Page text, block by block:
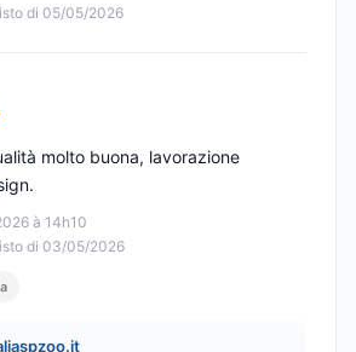
di 05/05/2026
à 14h10
di 03/05/2026
molto buona, lavorazione